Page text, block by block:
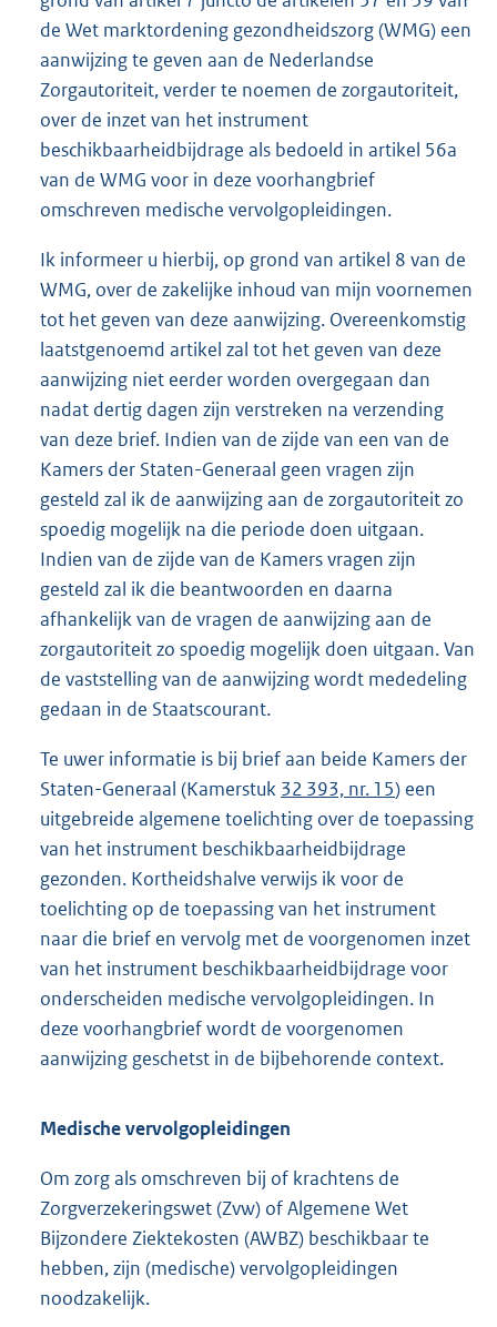
de Wet marktordening gezondheidszorg (WMG) een
aanwijzing te geven aan de Nederlandse
Zorgautoriteit, verder te noemen de zorgautoriteit,
over de inzet van het instrument
beschikbaarheidbijdrage als bedoeld in artikel 56a
van de WMG voor in deze voorhangbrief
omschreven medische vervolgopleidingen.
Ik informeer u hierbij, op grond van artikel 8 van de
WMG, over de zakelijke inhoud van mijn voornemen
tot het geven van deze aanwijzing. Overeenkomstig
laatstgenoemd artikel zal tot het geven van deze
aanwijzing niet eerder worden overgegaan dan
nadat dertig dagen zijn verstreken na verzending
van deze brief. Indien van de zijde van een van de
Kamers der Staten-Generaal geen vragen zijn
gesteld zal ik de aanwijzing aan de zorgautoriteit zo
spoedig mogelijk na die periode doen uitgaan.
Indien van de zijde van de Kamers vragen zijn
gesteld zal ik die beantwoorden en daarna
afhankelijk van de vragen de aanwijzing aan de
zorgautoriteit zo spoedig mogelijk doen uitgaan. Van
de vaststelling van de aanwijzing wordt mededeling
gedaan in de Staatscourant.
Te uwer informatie is bij brief aan beide Kamers der
Staten-Generaal (Kamerstuk 32 393, nr. 15) een
uitgebreide algemene toelichting over de toepassing
van het instrument beschikbaarheidbijdrage
gezonden. Kortheidshalve verwijs ik voor de
toelichting op de toepassing van het instrument
naar die brief en vervolg met de voorgenomen inzet
van het instrument beschikbaarheidbijdrage voor
onderscheiden medische vervolgopleidingen. In
deze voorhangbrief wordt de voorgenomen
aanwijzing geschetst in de bijbehorende context.
Medische vervolgopleidingen
Om zorg als omschreven bij of krachtens de
Zorgverzekeringswet (Zvw) of Algemene Wet
Bijzondere Ziektekosten (AWBZ) beschikbaar te
hebben, zijn (medische) vervolgopleidingen
noodzakelijk.